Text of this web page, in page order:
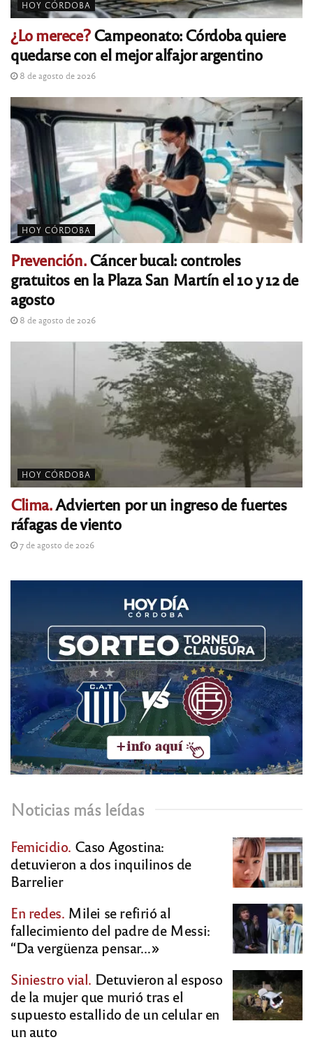
HOY CÓRDOBA
¿Lo merece?Campeonato: Córdoba quiere
quedarse con el mejor alfajor argentino
8 de agosto de 2026
HOY CÓRDOBA
Prevención.Cáncer bucal: controles
gratuitos en la Plaza San Martín el 10 y 12 de
agosto
8 de agosto de 2026
HOY CÓRDOBA
Clima.Advierten por un ingreso de fuertes
ráfagas de viento
7 de agosto de 2026
Noticias más leídas
Femicidio. Caso Agostina:
detuvieron a dos inquilinos de
Barrelier
En redes. Milei se refirió al
fallecimiento del padre de Messi:
“Da vergüenza pensar…»
Siniestro vial. Detuvieron al esposo
de la mujer que murió tras el
supuesto estallido de un celular en
un auto